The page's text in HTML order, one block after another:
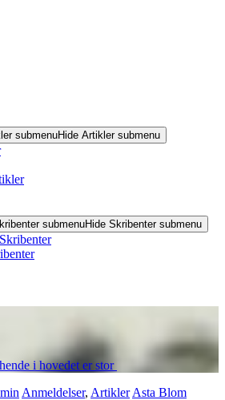
submenuHide Artikler submenu
submenuHide Skribenter submenu
i hovedet er stor
Anmeldelser, Artikler Asta Blom